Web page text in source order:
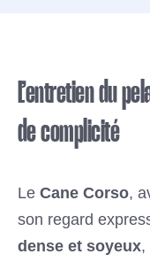
L’entretien du
de complicité
Le Cane Corso,
son regard
dense et soyeux,